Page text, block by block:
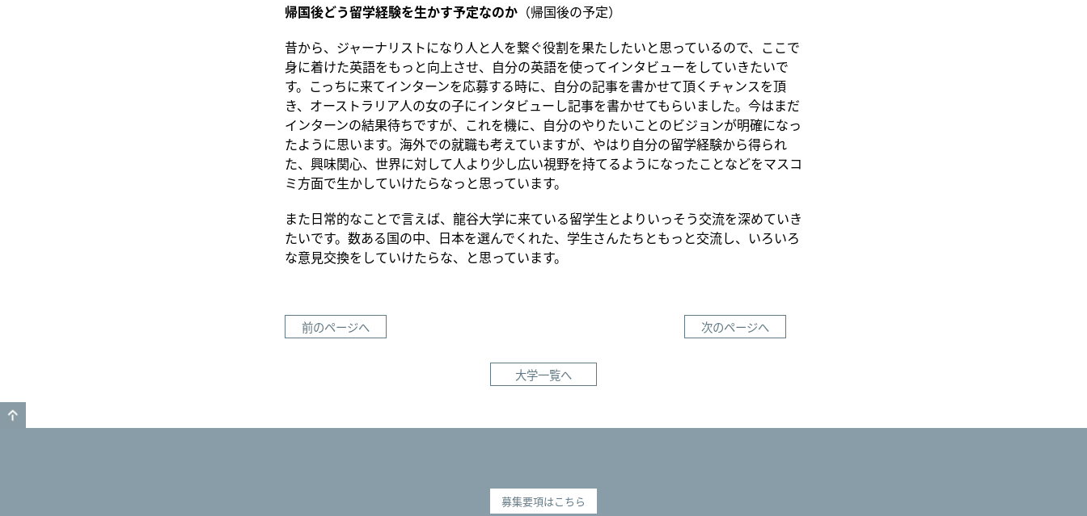
帰国後どう留学経験を生かす予定なのか （帰国後の予定）
昔から、ジャーナリストになり人と人を繋ぐ役割を果たしたいと思っているので、ここで
身に着けた英語をもっと向上させ、自分の英語を使ってインタビューをしていきたいで
す。こっちに来てインターンを応募する時に、自分の記事を書かせて頂くチャンスを頂
き、オーストラリア人の女の子にインタビューし記事を書かせてもらいました。今はまだ
インターンの結果待ちですが、これを機に、自分のやりたいことのビジョンが明確になっ
たように思います。海外での就職も考えていますが、やはり自分の留学経験から得られ
た、興味関心、世界に対して人より少し広い視野を持てるようになったことなどをマスコ
ミ方面で生かしていけたらなっと思っています。
また日常的なことで言えば、龍谷大学に来ている留学生とよりいっそう交流を深めていき
たいです。数ある国の中、日本を選んでくれた、学生さんたちともっと交流し、いろいろ
な意見交換をしていけたらな、と思っています。
前のページへ 次のページへ
大学一覧へ
募集要項はこちら